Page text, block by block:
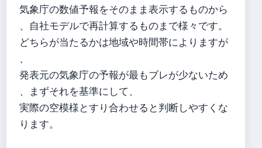
気象庁の数値予報をそのまま表示するものから
、自社モデルで再計算するものまで様々です。
どちらが当たるかは地域や時間帯によりますが
、
発表元の気象庁の予報が最もブレが少ないため
、まずそれを基準にして、
実際の空模様とすり合わせると判断しやすくな
ります。